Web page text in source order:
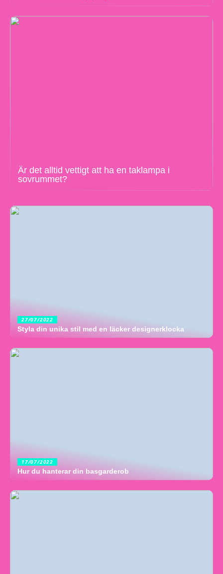
Är det alltid vettigt att ha en taklampa i
sovrummet?
27/07/2022
Styla din unika stil med en läcker designerklocka
17/07/2022
Hur du hanterar din basgarderob